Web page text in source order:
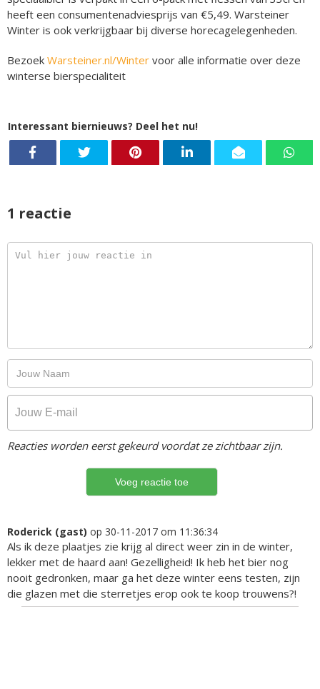
heeft een consumentenadviesprijs van €5,49. Warsteiner
Winter is ook verkrijgbaar bij diverse horecagelegenheden.
Bezoek Warsteiner.nl/Winter voor alle informatie over deze
winterse bierspecialiteit
Interessant biernieuws? Deel het nu!
1 reactie
Reacties worden eerst gekeurd voordat ze zichtbaar zijn.
Roderick (gast) op 30-11-2017 om 11:36:34
Als ik deze plaatjes zie krijg al direct weer zin in de winter,
lekker met de haard aan! Gezelligheid! Ik heb het bier nog
nooit gedronken, maar ga het deze winter eens testen, zijn
die glazen met die sterretjes erop ook te koop trouwens?!